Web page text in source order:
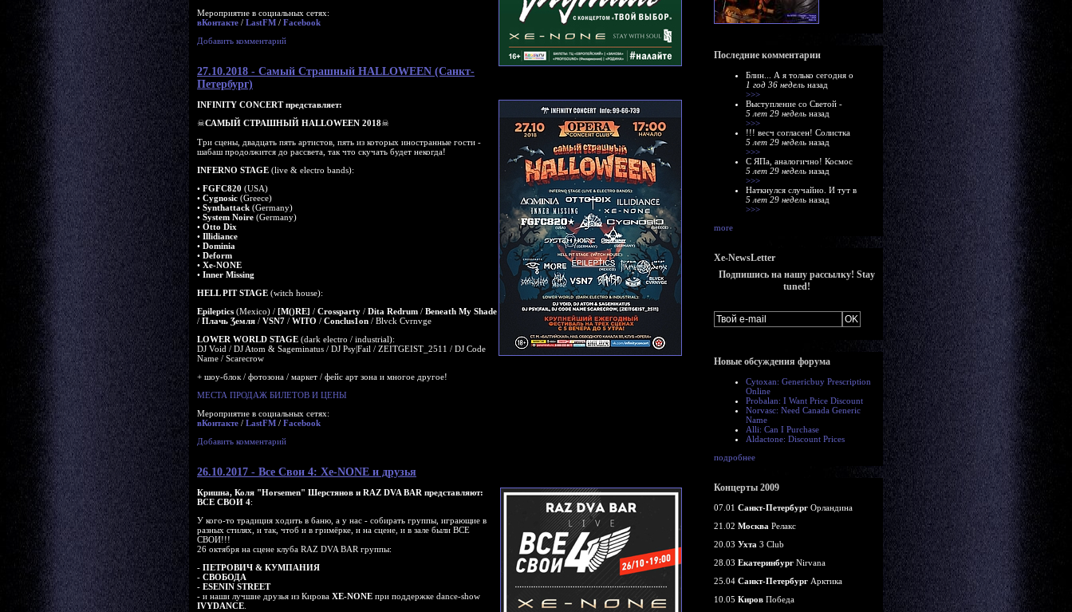
Мероприятие в социальных сетях:
вКонтакте / LastFM / Facebook
Добавить комментарий
27.10.2018 - Самый Страшный HALLOWEEN (Санкт-
Петербург)
INFINITY CONCERT представляет:
☠САМЫЙ СТРАШНЫЙ HALLOWEEN 2018☠
Три сцены, двадцать пять артистов, пять из которых иностранные гости -
шабаш продолжится до рассвета, так что скучать будет некогда!
INFERNO STAGE (live & electro bands):
• FGFC820 (USA)
• Cygnosic (Greece)
• Synthattack (Germany)
• System Noire (Germany)
• Otto Dix
• Illidiance
• Dominia
• Deform
• Xe-NONE
• Inner Missing
HELL PIT STAGE (witch house):
Epileptics (Mexico) / [M()RE] / Crossparty / Dita Redrum / Beneath My Shade
/ Плачь Ʒемля / VSN7 / WITO / Conclus1on / Blvck Cvrnvge
LOWER WORLD STAGE (dark electro / industrial):
DJ Void / DJ Atom & Sageminatus / DJ Psy|Fail / ZEITGEIST_2511 / DJ Code
Name / Scarecrow
+ шоу-блок / фотозона / маркет / фейс арт зона и многое другое!
МЕСТА ПРОДАЖ БИЛЕТОВ И ЦЕНЫ
Мероприятие в социальных сетях:
вКонтакте / LastFM / Facebook
Добавить комментарий
26.10.2017 - Все Свои 4: Xe-NONE и друзья
Кришна, Коля "Horsemen" Шерстянов и RAZ DVA BAR представляют:
ВСЕ СВОИ 4:
У кого-то традиция ходить в баню, а у нас - собирать группы, играющие в
разных стилях, и так, чтоб и в гримёрке, и на сцене, и в зале были ВСЕ
СВОИ!!!
26 октября на сцене клуба RAZ DVA BAR группы:
- ПЕТРОВИЧ & КУМПАНИЯ
- CВОБОДА
- ESENIN STREET
- и наши лучшие друзья из Кирова XE-NONE при поддержке dance-show
IVYDANCE
Последние комментарии
Блин... А я только сегодня о
1 год 36 недель назад
>>>
Выступление со Светой -
5 лет 29 недель назад
>>>
!!! весч согласен! Солистка
5 лет 29 недель назад
>>>
С ЯПа, аналогично! Космос
5 лет 29 недель назад
>>>
Наткнулся случайно. И тут в
5 лет 29 недель назад
>>>
more
Xe-NewsLetter
Подпишись на нашу рассылку! Stay
tuned!
Новые обсуждения форума
Cytoxan: Genericbuy Prescription
Online
Probalan: I Want Price Discount
Norvasc: Need Canada Generic
Name
Alli: Can I Purchase
Aldactone: Discount Prices
подробнее
Концерты 2009
07.01 Санкт-Петербург Орландина
21.02 Москва Релакс
20.03 Ухта 3 Club
28.03 Екатеринбург Nirvana
25.04 Санкт-Петербург Арктика
10.05 Киров Победа